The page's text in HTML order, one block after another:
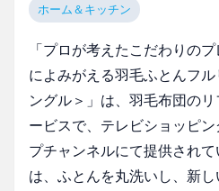
ホーム＆キッチン
「プロが考えたこだわりの
によみがえる羽毛ふとんフ
ングル＞」は、羽毛布団の
ービスで、テレビショッピ
プチャンネルにて提供され
は、ふとんを丸洗いし、新し